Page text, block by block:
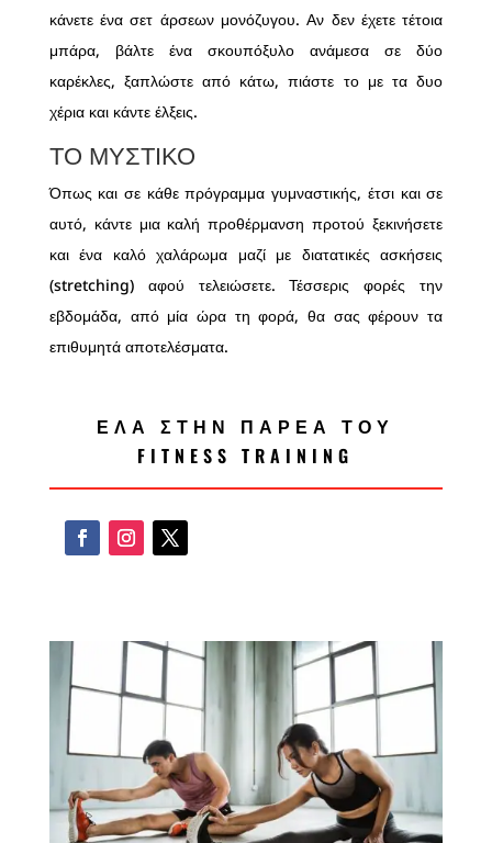
κάνετε ένα σετ άρσεων μονόζυγου. Αν δεν έχετε τέτοια
μπάρα, βάλτε ένα σκουπόξυλο ανάμεσα σε δύο
καρέκλες, ξαπλώστε από κάτω, πιάστε το με τα δυο
χέρια και κάντε έλξεις.
ΤΟ ΜΥΣΤΙΚΌ
Όπως και σε κάθε πρόγραμμα γυμναστικής, έτσι και σε
αυτό, κάντε μια καλή προθέρμανση προτού ξεκινήσετε
και ένα καλό χαλάρωμα μαζί με διατατικές ασκήσεις
(stretching) αφού τελειώσετε. Τέσσερις φορές την
εβδομάδα, από μία ώρα τη φορά, θα σας φέρουν τα
επιθυμητά αποτελέσματα.
ΕΛΑ ΣΤΗΝ ΠΑΡΕΑ ΤΟΥ
FITNESS TRAINING